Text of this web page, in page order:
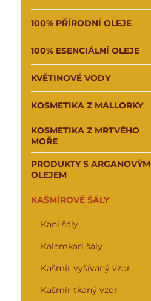
100% PŘÍRODNÍ OLEJE
100% ESENCIÁLNÍ OLEJE
KVĚTINOVÉ VODY
KOSMETIKA Z MALLORKY
KOSMETIKA Z MRTVÉHO
MOŘE
PRODUKTY S ARGANOVÝM
OLEJEM
KAŠMÍROVÉ ŠÁLY
Kani šály
Kalamkari šály
Kašmír vyšívaný vzor
Kašmír tkaný vzor